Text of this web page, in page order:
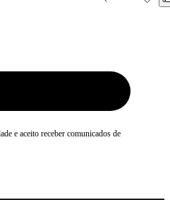
e aceito receber comunicados de